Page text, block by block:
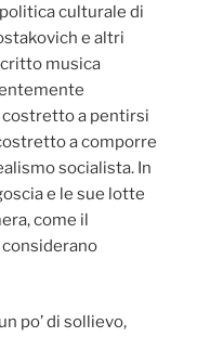
culturale di
e altri
musica
costretto a pentirsi
a comporre
socialista. In
e le sue lotte
come il
po’ di sollievo,